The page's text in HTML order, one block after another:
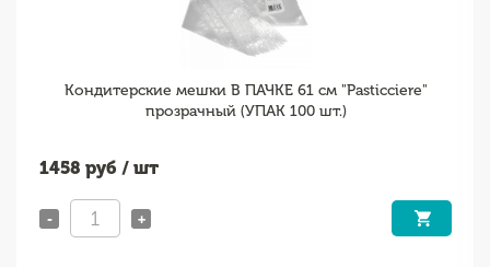
Кондитерские мешки В ПАЧКЕ 61 см "Pasticciere"
прозрачный (УПАК 100 шт.)
1458 руб / шт
- +